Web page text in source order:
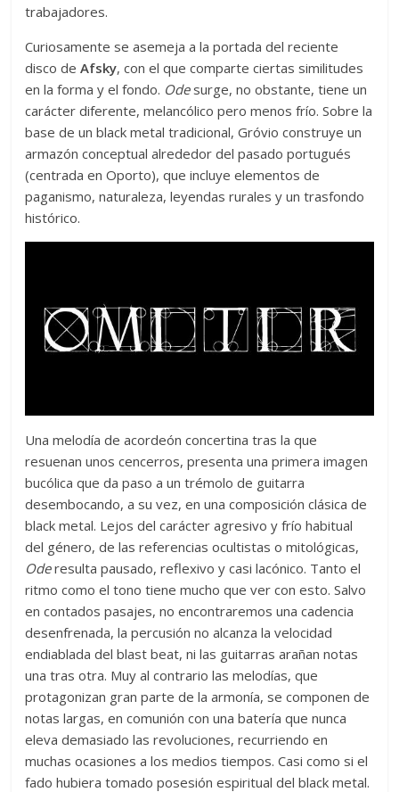
trabajadores.
Curiosamente se asemeja a la portada del reciente
disco deAfsky, con el que comparte ciertas similitudes
en la forma y el fondo. Odesurge, no obstante, tiene un
carácter diferente, melancólico pero menos frío. Sobre la
base de un black metal tradicional, Gróvio construye un
armazón conceptual alrededor del pasado portugués
(centrada en Oporto), que incluye elementos de
paganismo, naturaleza, leyendas rurales y un trasfondo
histórico.
Una melodía de acordeón concertina tras la que
resuenan unos cencerros, presenta una primera imagen
bucólica que da paso a un trémolo de guitarra
desembocando, a su vez, en una composición clásica de
black metal. Lejos del carácter agresivo y frío habitual
del género, de las referencias ocultistas o mitológicas,
Oderesulta pausado, reflexivo y casi lacónico. Tanto el
ritmo como el tono tiene mucho que ver con esto. Salvo
en contados pasajes, no encontraremos una cadencia
desenfrenada, la percusión no alcanza la velocidad
endiablada del blast beat, ni las guitarras arañan notas
una tras otra. Muy al contrario las melodías, que
protagonizan gran parte de la armonía, se componen de
notas largas, en comunión con una batería que nunca
eleva demasiado las revoluciones, recurriendo en
muchas ocasiones a los medios tiempos. Casi como si el
fado hubiera tomado posesión espiritual del black metal.